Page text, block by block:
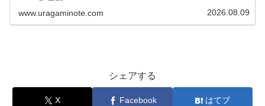
www.uragaminote.com 2026.08.09
シェアする
X Facebook はてブ